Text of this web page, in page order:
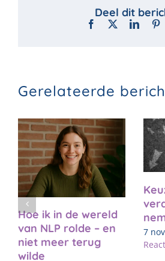
Facebook
Gerelateerde
Hoe ik in de wereld
van NLP rolde – en
niet meer terug
wilde
7